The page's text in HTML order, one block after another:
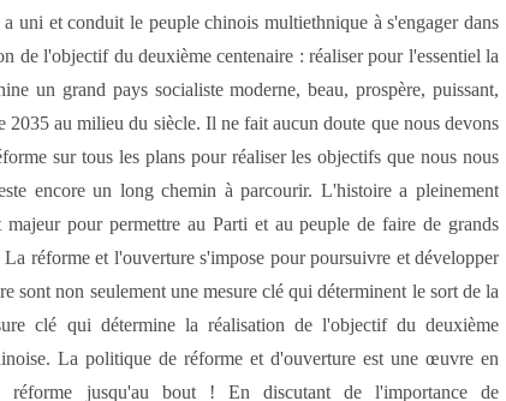
uni et conduit le peuple chinois multiethnique à s'engager dans
de l'objectif du deuxième centenaire : réaliser pour l'essentiel la
un grand pays socialiste moderne, beau, prospère, puissant,
au milieu du siècle. Il ne fait aucun doute que nous devons
sur tous les plans pour réaliser les objectifs que nous nous
encore un long chemin à parcourir. L'histoire a pleinement
pour permettre au Parti et au peuple de faire de grands
réforme et l'ouverture s'impose pour poursuivre et développer
sont non seulement une mesure clé qui déterminent le sort de la
clé qui détermine la réalisation de l'objectif du deuxième
La politique de réforme et d'ouverture est une œuvre en
réforme jusqu'au bout ! En discutant de l'importance de